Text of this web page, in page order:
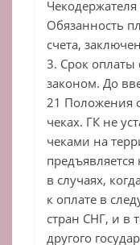
Обязанность
счета,
3. Срок оплаты
законом. До
21 Положения
чеках. ГК не
чеками на
в случаях,
к оплате в
стран СНГ, и в
другого